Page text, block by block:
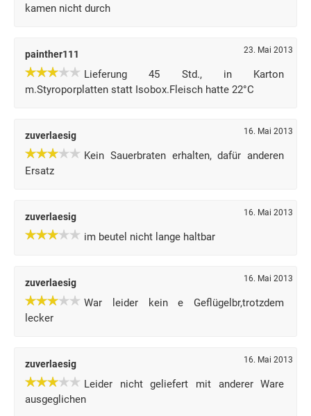
kamen nicht durch
painther111 23. Mai 2013
Lieferung 45 Std., in Karton
m.Styroporplatten statt Isobox.Fleisch hatte 22°C
zuverlaesig 16. Mai 2013
Kein Sauerbraten erhalten, dafür anderen
Ersatz
zuverlaesig 16. Mai 2013
im beutel nicht lange haltbar
zuverlaesig 16. Mai 2013
War leider kein e Geflügelbr,trotzdem
lecker
zuverlaesig 16. Mai 2013
Leider nicht geliefert mit anderer Ware
ausgeglichen